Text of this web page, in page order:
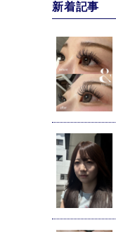
新着記事